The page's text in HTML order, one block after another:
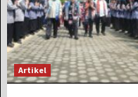
Artikel